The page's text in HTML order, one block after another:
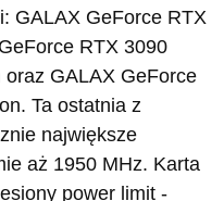
GALAX GeForce RTX
RTX 3090
GALAX GeForce
Ta ostatnia z
największe
aż 1950 MHz. Karta
power limit -